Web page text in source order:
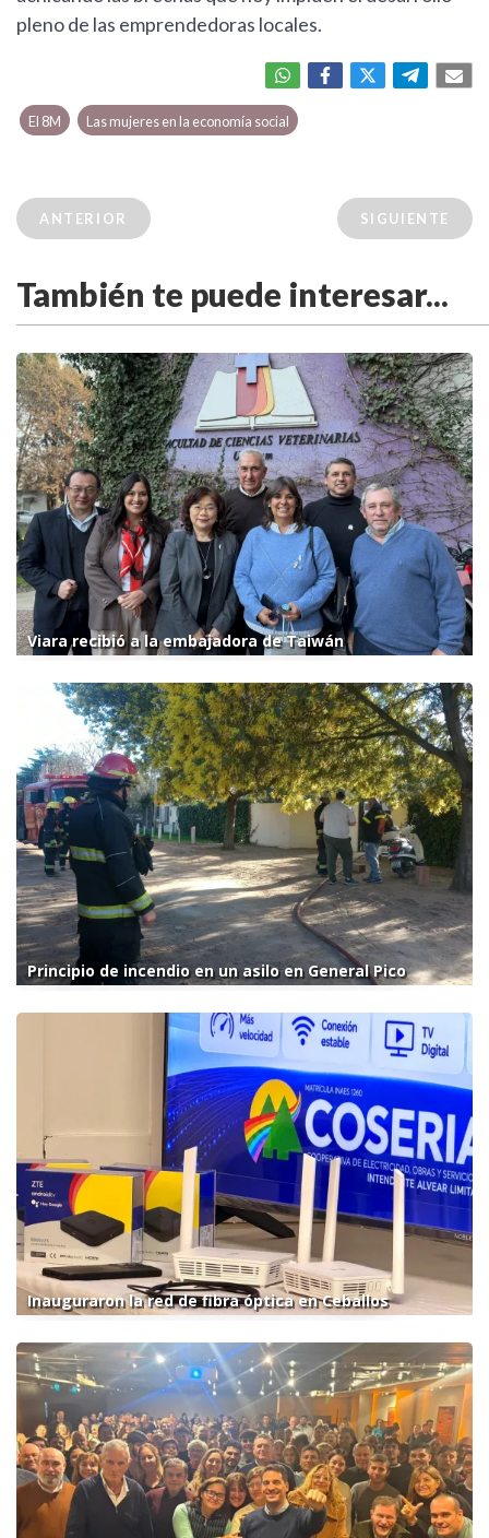
pleno de las emprendedoras locales.
El 8M Las mujeres en la economía social
ANTERIOR SIGUIENTE
También te puede interesar...
Viara recibió a la embajadora de Taiwán
Principio de incendio en un asilo en General Pico
Inauguraron la red de fibra óptica en Ceballos